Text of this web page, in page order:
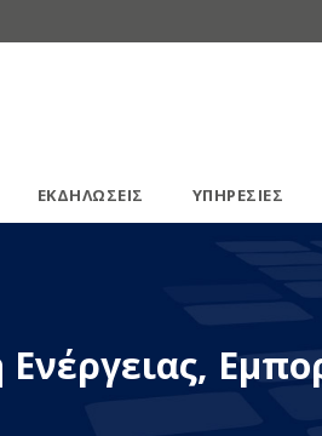
ΕΚΔΗΛΩΣΕΙΣ ΥΠΗΡΕΣΙΕΣ